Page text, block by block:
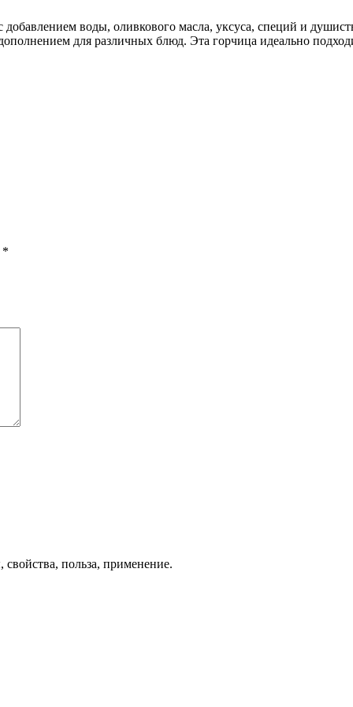
воды, оливкового масла, уксуса, специй и
для различных блюд. Эта горчица идеально
*
польза, применение.